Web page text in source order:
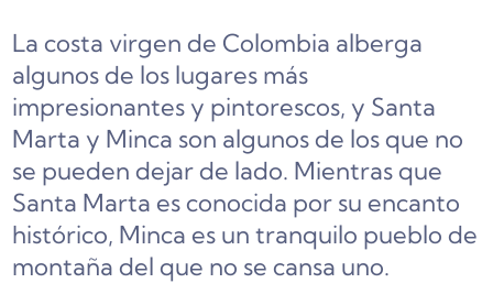
La costa virgen de Colombia alberga
algunos de los lugares más
impresionantes y pintorescos, y Santa
Marta y Minca son algunos de los que no
se pueden dejar de lado. Mientras que
Santa Marta es conocida por su encanto
histórico, Minca es un tranquilo pueblo de
montaña del que no se cansa uno.